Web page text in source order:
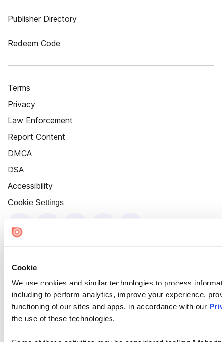
Cookie
We use cookies and similar technologies to process
including to perform analytics, improve your experience,
functioning of our sites and apps, in accordance with our
the use of these technologies.
Publisher Directory
Redeem Code
Terms
Privacy
Law Enforcement
Report Content
DMCA
DSA
Accessibility
Cookie Settings